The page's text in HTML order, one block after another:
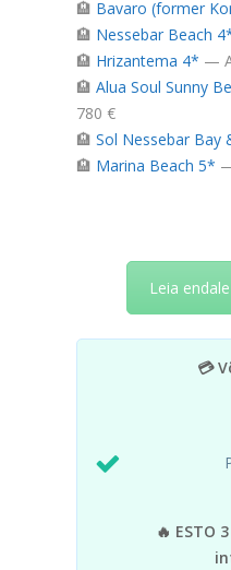
🏨 Bavaro (former
🏨 Nessebar Beach
🏨 Hrizantema 4* —
🏨 Alua Soul Sunny
780 €
🏨 Sol Nessebar Bay
🏨 Marina Beach 5*
Leia
💳
🔥 ESTO